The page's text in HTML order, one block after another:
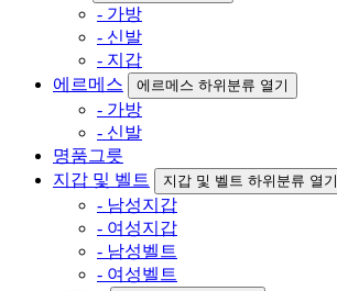
- 가방
- 신발
- 지갑
에르메스
에르메스 하위분류 열기
- 가방
- 신발
명품그릇
지갑 및 벨트
지갑 및 벨트 하위분류 열기
- 남성지갑
- 여성지갑
- 남성벨트
- 여성벨트